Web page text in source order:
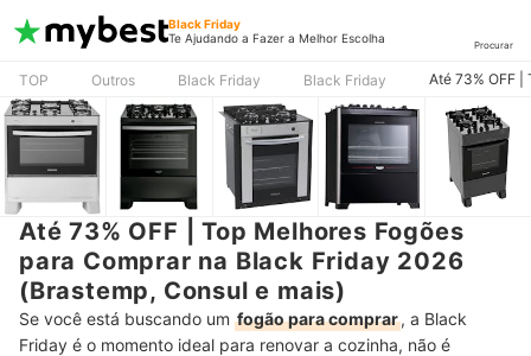
Black Friday
Te Ajudando a Fazer a Melhor Escolha
Procurar
TOP Outros Black Friday Black Friday Até 73% OFF |
Até 73% OFF | Top Melhores Fogões
para Comprar na Black Friday 2026
(Brastemp, Consul e mais)
Se você está buscando um fogão para comprar, a Black
Friday é o momento ideal para renovar a cozinha, não é